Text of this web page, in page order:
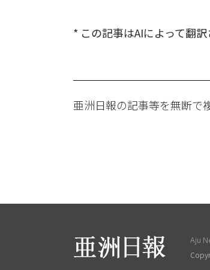
* この記事はAIによって翻訳
亜洲日報の記事等を無断で
Aju